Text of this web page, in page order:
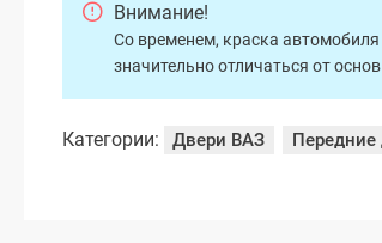
Внимание!
Со временем, краска
значительно отличаться от
Категории: Двери ВАЗ Передние